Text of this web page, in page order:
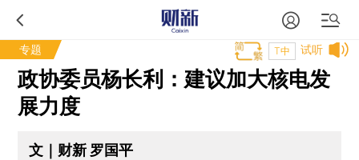
专题 试听
T中
政协委员杨长利：建议加大核电发
展力度
文｜财新 罗国平